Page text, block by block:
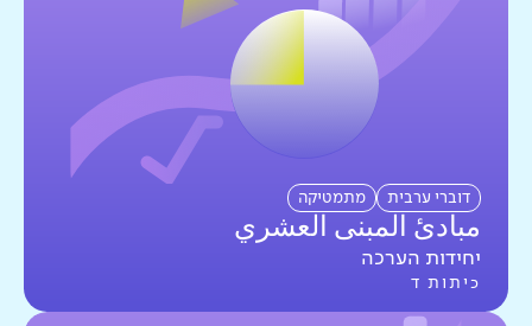
דיגיטלי
כיתות איפוס
כיתות א
כיתות ב
דוברי ערבית מתמטיקה
مبادئ المبنى العشري
יחידות הערכה
כיתות ד